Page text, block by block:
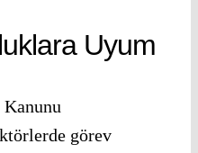
Uyum
Kanunu
görev